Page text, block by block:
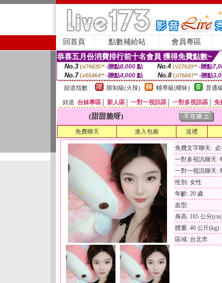
回首頁 點數補給站 會員專區
恭喜五月份消費排行前十名會員 獲得免費點數~
No.3 LV76835** -贈點8,000點 No.4 LV27620** -贈點
No.7 LV65464** -贈點4,000 點 No.8 LV76847** -贈點
頻道指數
限制級(火辣) 輔導級(曖昧) 普通
頻道 台妹專區 新人區 一對一視訊區 一對多視訊區 免
(甜甜脆呀)
免費聊天 進入包廂 送禮
免費文字聊天:
一對多視訊聊天:
一對一視訊聊天:
性別: 女性
年齡: 20 歲
血型:
身高: 165 公分
體重: 40 公斤(kg)
區域: 台北市